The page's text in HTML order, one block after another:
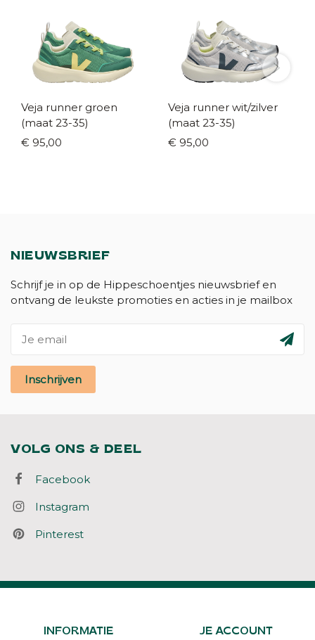
Veja runner groen
(maat 23-35)
€ 95,00
Veja runner wit/zilver
(maat 23-35)
€ 95,00
NIEUWSBRIEF
Schrijf je in op de Hippeschoentjes nieuwsbrief en
ontvang de leukste promoties en acties in je mailbox
Inschrijven
VOLG ONS & DEEL
Facebook
Instagram
Pinterest
INFORMATIE JE ACCOUNT